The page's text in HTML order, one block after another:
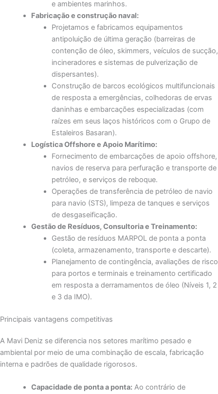
e ambientes marinhos.
Fabricação e construção naval:
Projetamos e fabricamos equipamentos
antipoluição de última geração (barreiras de
contenção de óleo, skimmers, veículos de sucção,
incineradores e sistemas de pulverização de
dispersantes).
Construção de barcos ecológicos multifuncionais
de resposta a emergências, colhedoras de ervas
daninhas e embarcações especializadas (com
raízes em seus laços históricos com o Grupo de
Estaleiros Basaran).
Logística Offshore e Apoio Marítimo:
Fornecimento de embarcações de apoio offshore,
navios de reserva para perfuração e transporte de
petróleo, e serviços de reboque.
Operações de transferência de petróleo de navio
para navio (STS), limpeza de tanques e serviços
de desgaseificação.
Gestão de Resíduos, Consultoria e Treinamento:
Gestão de resíduos MARPOL de ponta a ponta
(coleta, armazenamento, transporte e descarte).
Planejamento de contingência, avaliações de risco
para portos e terminais e treinamento certificado
em resposta a derramamentos de óleo (Níveis 1, 2
e 3 da IMO).
Principais vantagens competitivas
A Mavi Deniz se diferencia nos setores marítimo pesado e
ambiental por meio de uma combinação de escala, fabricação
interna e padrões de qualidade rigorosos.
Capacidade de ponta a ponta:Ao contrário de